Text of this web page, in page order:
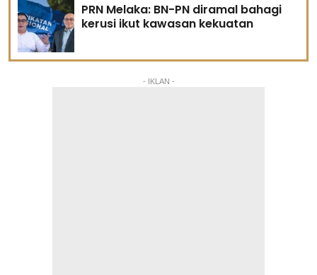
PRN Melaka: BN-PN diramal bahagi
kerusi ikut kawasan kekuatan
- IKLAN -